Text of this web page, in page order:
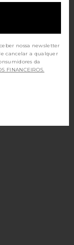
nossa newsletter
cancelar a qualquer
FINANCEIROS.